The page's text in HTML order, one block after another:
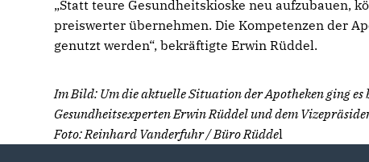
Statt teure Gesundheitskioske neu aufzubauen,
preiswerter übernehmen. Die Kompetenzen der
genutzt werden“, bekräftigte Erwin Rüddel.
Im Bild: Um die aktuelle Situation der Apotheken ging es
Gesundheitsexperten Erwin Rüddel und dem
Foto: Reinhard Vanderfuhr / Büro Rüddel